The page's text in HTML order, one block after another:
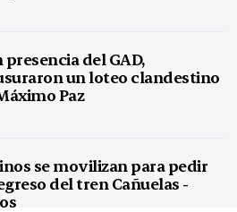
presencia del GAD,
un loteo clandestino
Paz
se movilizan para pedir
del tren Cañuelas -